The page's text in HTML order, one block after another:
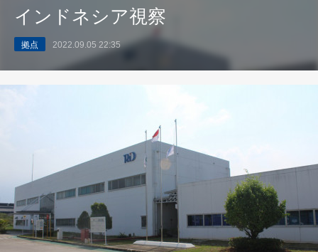
インドネシア視察
拠点 2022.09.05 22:35